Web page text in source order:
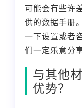
可能会有些许
供的数据手册
一下设置或者
们一定乐意分
与其他
优势？